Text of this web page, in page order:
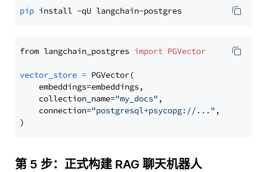
pip
from langchain_postgres import PGVector
vector_store = PGVector(
    embeddings=embeddings,
    collection_name=
"my_docs" ,
    connection=
"postgresql+psycopg://..." ,
第 5 步：正式构建 RAG 聊天机器人